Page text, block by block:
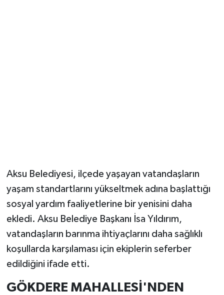
Aksu Belediyesi, ilçede yaşayan vatandaşların
yaşam standartlarını yükseltmek adına başlattığı
sosyal yardım faaliyetlerine bir yenisini daha
ekledi. Aksu Belediye Başkanı İsa Yıldırım,
vatandaşların barınma ihtiyaçlarını daha sağlıklı
koşullarda karşılaması için ekiplerin seferber
edildiğini ifade etti.
GÖKDERE MAHALLESİ'NDEN